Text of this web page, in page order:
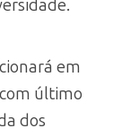
em
último
dos